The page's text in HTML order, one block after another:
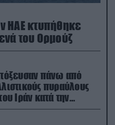
ΗΑΕ κτυπήθηκε
του Ορμούζ
πάνω από
πυραύλους
Ιράν κατά την
πολέμου